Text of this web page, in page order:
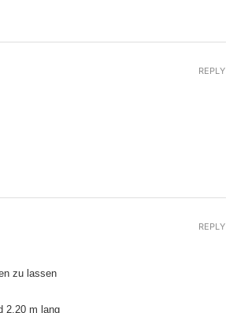
REPLY
zu lassen
2.20 m lang
REPLY